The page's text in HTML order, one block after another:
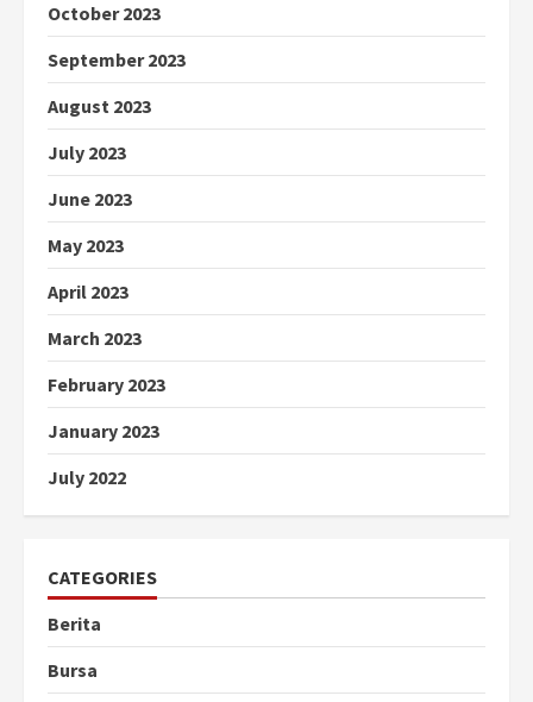
October 2023
September 2023
August 2023
July 2023
June 2023
May 2023
April 2023
March 2023
February 2023
January 2023
July 2022
CATEGORIES
Berita
Bursa